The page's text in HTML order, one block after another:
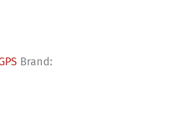
Brand: